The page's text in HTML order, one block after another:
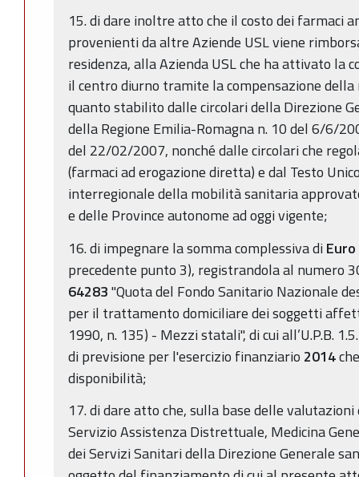
15. di dare inoltre atto che il costo dei farmaci
provenienti da altre Aziende USL viene
residenza, alla Azienda USL che ha attivato la
il centro diurno tramite la compensazione
quanto stabilito dalle circolari della Direzione
della Regione Emilia-Romagna n. 10 del 6/6/
del 22/02/2007, nonché dalle circolari che
(farmaci ad erogazione diretta) e dal Testo
interregionale della mobilità sanitaria
e delle Province autonome ad oggi vigente;
16. di impegnare la somma complessiva di
precedente punto 3), registrandola al numero
64283"Quota del Fondo Sanitario Nazionale
per il trattamento domiciliare dei soggetti
1990, n. 135) - Mezzi statali", di cui all’U.P.B.
di previsione per l'esercizio finanziario 2014
disponibilità;
17. di dare atto che, sulla base delle
Servizio Assistenza Distrettuale, Medicina
dei Servizi Sanitari della Direzione Generale